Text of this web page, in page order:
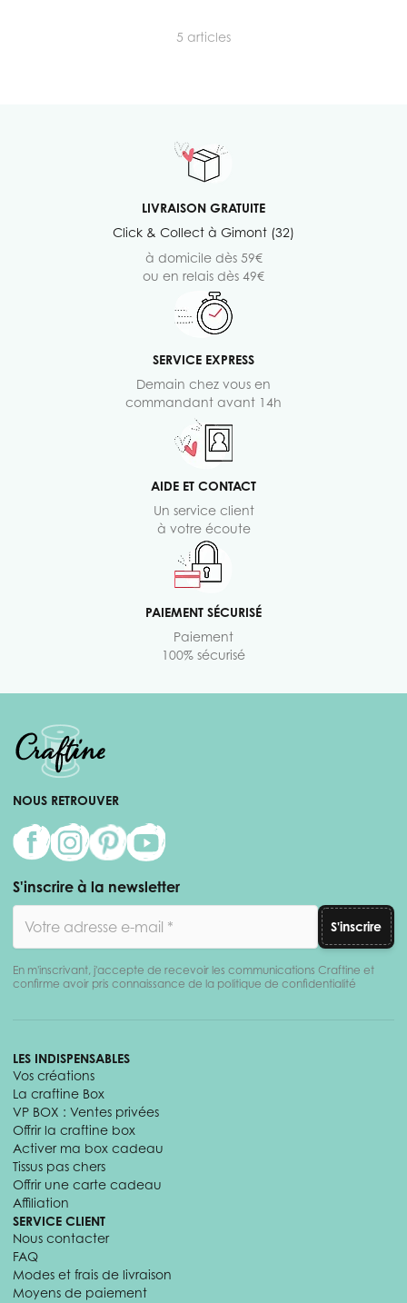
5 articles
LIVRAISON GRATUITE
Click & Collect à Gimont (32)
à domicile dès 59€
ou en relais dès 49€
SERVICE EXPRESS
Demain chez vous en
commandant avant 14h
AIDE ET CONTACT
Un service client
à votre écoute
PAIEMENT SÉCURISÉ
Paiement
100% sécurisé
NOUS RETROUVER
S'inscrire à la newsletter
S'inscrire
En m'inscrivant, j'accepte de recevoir les communications Craftine et
confirme avoir pris connaissance de la politique de confidentialité
LES INDISPENSABLES
Vos créations
La craftine Box
VP BOX : Ventes privées
Offrir la craftine box
Activer ma box cadeau
Tissus pas chers
Offrir une carte cadeau
Affiliation
SERVICE CLIENT
Nous contacter
FAQ
Modes et frais de livraison
Moyens de paiement